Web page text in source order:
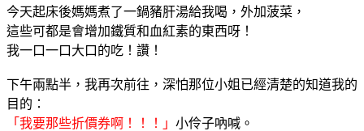
今天起床後媽媽煮了一鍋豬肝湯給我喝，外加菠菜，
這些可都是會增加鐵質和血紅素的東西呀！
我一口一口大口的吃！讚！
下午兩點半，我再次前往，深怕那位小姐已經清楚的知道我的
目的：
「我要那些折價券啊！！！」 小伶子吶喊。